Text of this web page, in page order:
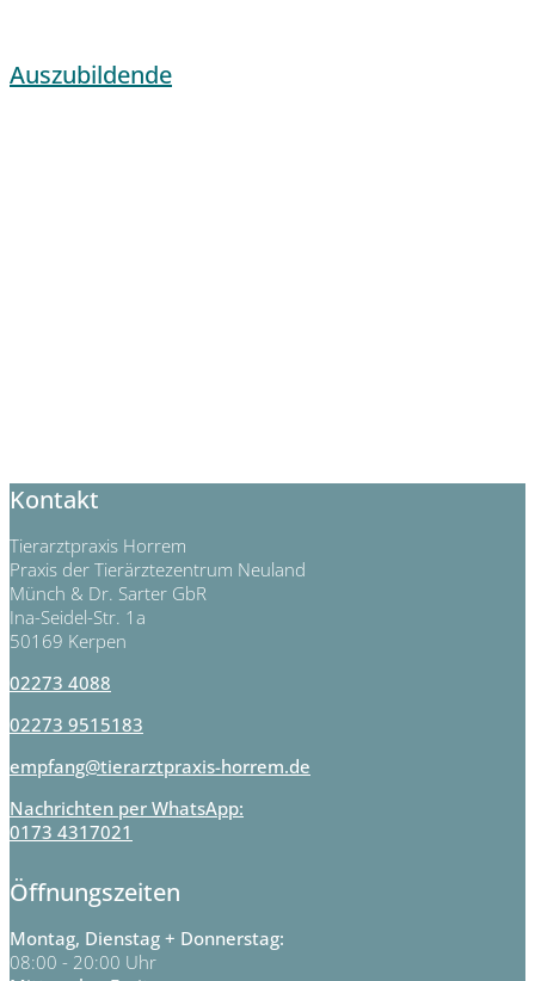
Auszubildende
Kontakt
Tierarztpraxis Horrem
Praxis der Tierärztezentrum Neuland
Münch & Dr. Sarter GbR
Ina-Seidel-Str. 1a
50169 Kerpen
02273 4088
02273 9515183
empfang@tierarztpraxis-horrem.de
Nachrichten per WhatsApp:
0173 4317021
Öffnungszeiten
Montag, Dienstag + Donnerstag:
08:00 - 20:00 Uhr